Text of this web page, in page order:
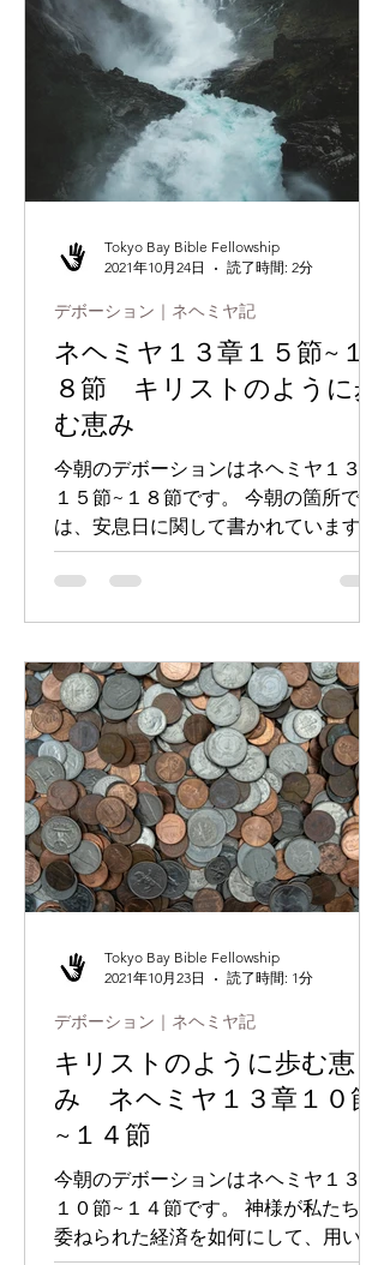
ネヘミヤ１３章１５節~１
８節 キリストのように歩
む恵み
今朝のデボーションはネヘミヤ１３章
１５節~１８節です。 今朝の箇所で
は、安息日に関して書かれています。
旧約聖書の律法の時代には、安息日に
は、全ての行動を止めることが命じら
に、人々を癒しました。（参照 マタ
イ１...
デボーション｜ネヘミヤ記
Tokyo Bay Bible Fellowship
2021年10月24日
読了時間: 2分
キリストのように歩む恵
み ネヘミヤ１３章１０節
~１４節
今朝のデボーションはネヘミヤ１３章
１０節~１４節です。 神様が私たちに
委ねられた経済を如何にして、用いて
デボーション｜ネヘミヤ記
Tokyo Bay Bible Fellowship
2021年10月23日
読了時間: 1分